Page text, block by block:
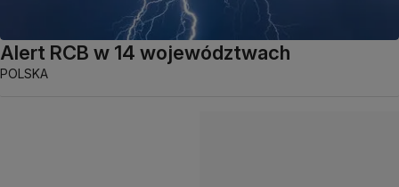
Alert RCB w 14 województwach
POLSKA